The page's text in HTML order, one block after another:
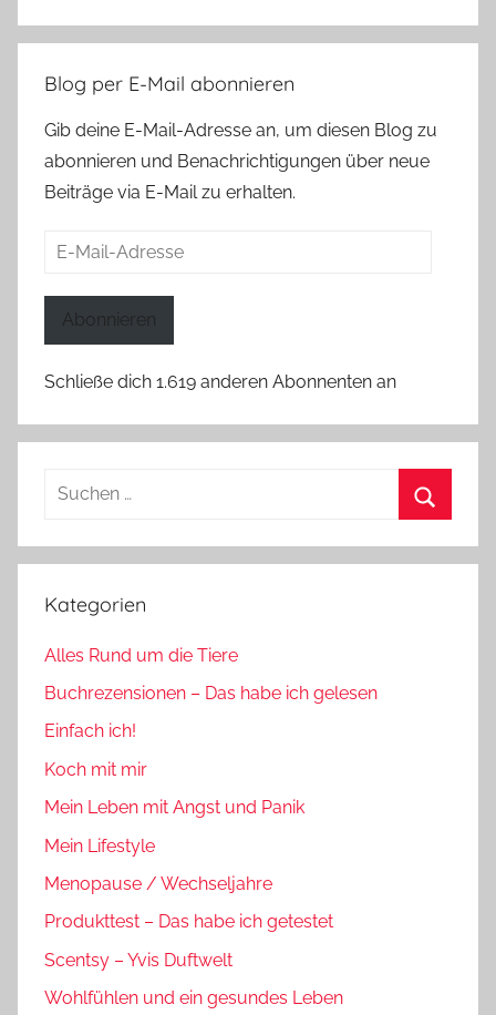
Blog per E-Mail abonnieren
Gib deine E-Mail-Adresse an, um diesen Blog zu
abonnieren und Benachrichtigungen über neue
Beiträge via E-Mail zu erhalten.
E-
Abonnieren
Schließe dich 1.619 anderen Abonnenten an
Suchen
Kategorien
Alles Rund um die Tiere
Buchrezensionen – Das habe ich gelesen
Einfach ich!
Koch mit mir
Mein Leben mit Angst und Panik
Mein Lifestyle
Menopause / Wechseljahre
Produkttest – Das habe ich getestet
Scentsy – Yvis Duftwelt
Wohlfühlen und ein gesundes Leben